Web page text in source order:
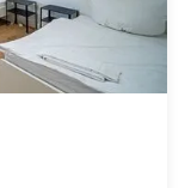
wechseln
wechseln